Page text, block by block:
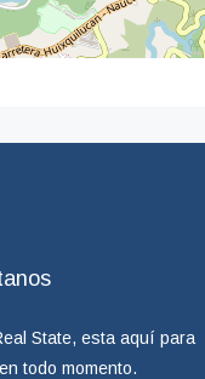
State, esta aquí para
todo momento.